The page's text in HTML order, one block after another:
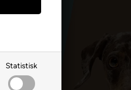
Statistisk